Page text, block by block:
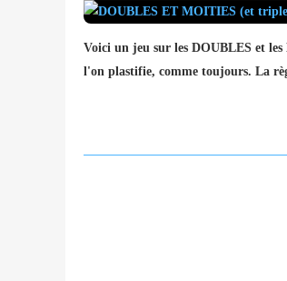
Voici un jeu sur les DOUBLES et
l'on plastifie, comme toujours. La